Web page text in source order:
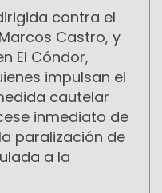
contra el
Castro, y
El Cóndor,
impulsan el
cautelar
inmediato de
paralización de
a la